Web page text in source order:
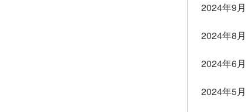
2024年9月
2024年8月
2024年6月
2024年5月